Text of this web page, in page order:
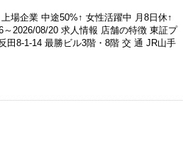
場企業 中途50%↑ 女性活躍中 月8日休↑
2026/08/20 求人情報 店舗の特徴 東証プ
田8-1-14 最勝ビル3階・8階 交 通 JR山手